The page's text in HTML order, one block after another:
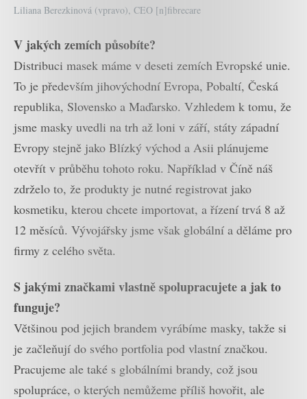
Liliana Berezkinová (vpravo), CEO [n]fibrecare
V jakých zemích působíte?
Distribuci masek máme v deseti zemích Evropské unie.
To je především jihovýchodní Evropa, Pobaltí, Česká
republika, Slovensko a Maďarsko. Vzhledem k tomu, že
jsme masky uvedli na trh až loni v září, státy západní
Evropy stejně jako Blízký východ a Asii plánujeme
otevřít v průběhu tohoto roku. Například v Číně náš
zdrželo to, že produkty je nutné registrovat jako
kosmetiku, kterou chcete importovat, a řízení trvá 8 až
12 měsíců. Vývojářsky jsme však globální a děláme pro
firmy z celého světa.
S jakými značkami vlastně spolupracujete a jak to
funguje?
Většinou pod jejich brandem vyrábíme masky, takže si
je začleňují do svého portfolia pod vlastní značkou.
Pracujeme ale také s globálními brandy, což jsou
spolupráce, o kterých nemůžeme příliš hovořit, ale